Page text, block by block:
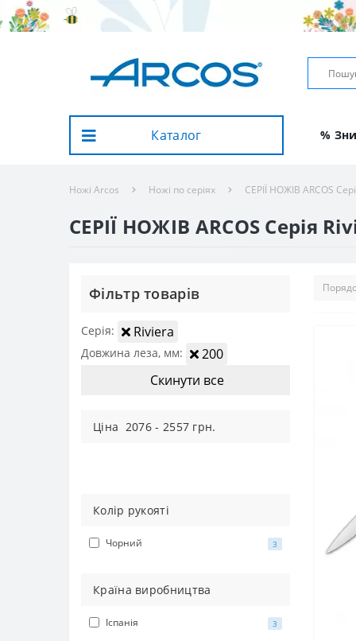
Каталог %
Ножі Arcos Ножі по серіях СЕРІЇ НОЖІВ ARCOS
СЕРІЇ НОЖІВ ARCOS Серія
Фiльтр товарiв
Серія: Riviera
Довжина леза, мм:
200
Скинути все
Цiна 2076 - 2557 грн.
Колір рукояті
Чорний 3
Країна виробництва
Іспанія 3